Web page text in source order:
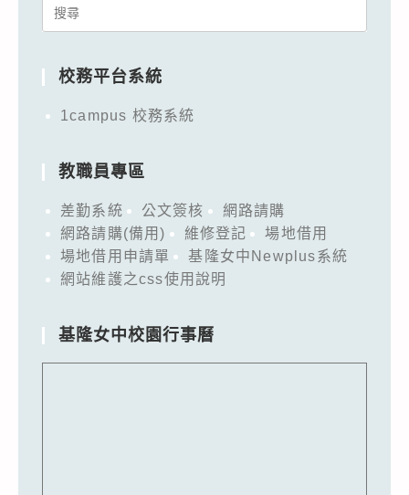
Search
校務平台系統
1campus 校務系統
教職員專區
差勤系統 公文簽核
網路請購
網路請購(備用)
維修登記
場地借用
場地借用申請單
基隆女中Newplus系統
網站維護之css使用說明
基隆女中校園行事曆